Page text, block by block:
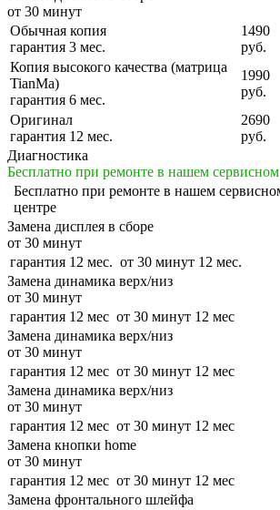
от 30 минут
Обычная копия
гарантия 3 мес.
1490
руб.
Копия высокого качества (матрица
TianMa)
гарантия 6 мес.
1990
руб.
Оригинал
гарантия 12 мес.
2690
руб.
Диагностика
Бесплатно при ремонте в нашем
Бесплатно при ремонте в нашем
центре
Замена дисплея в сборе
от 30 минут
гарантия 12 мес. от 30 минут 12 мес.
Замена динамика верх/низ
от 30 минут
гарантия 12 мес от 30 минут 12 мес
Замена динамика верх/низ
от 30 минут
гарантия 12 мес от 30 минут 12 мес
Замена динамика верх/низ
от 30 минут
гарантия 12 мес от 30 минут 12 мес
Замена кнопки home
от 30 минут
гарантия 12 мес от 30 минут 12 мес
Замена фронтального шлейфа